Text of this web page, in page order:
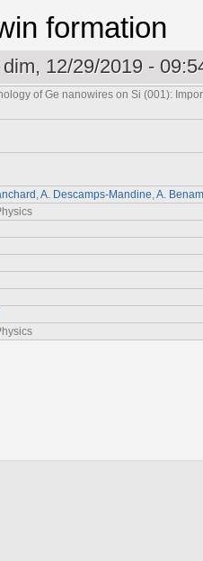
formation
12/29/2019 -
of Ge nanowires on Si (001):
A. Descamps-Mandine A.